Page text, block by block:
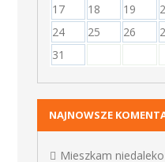
17
18 19
24
25 26
31
NAJNOWSZE
Mieszkam niedaleko